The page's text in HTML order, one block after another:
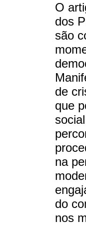
O
dos
são
de
que
na
do
nos